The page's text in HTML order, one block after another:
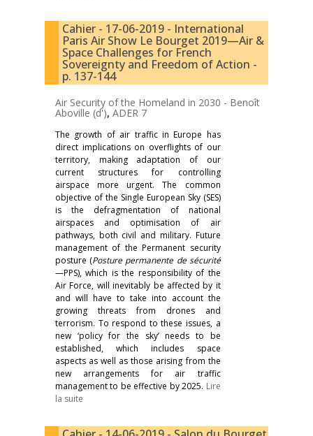
Cahier - 17-06-2019 - International
Paris Air Show Le Bourget 2019—Air &
Space Challenges for French
Sovereignty and Freedom of Action -
p. 137-144
Air Security of the Homeland in 2030 - Benoît
Aboville (d'), ADER 7
The growth of air traffic in Europe has
direct implications on overflights of our
territory, making adaptation of our
current structures for controlling
airspace more urgent. The common
objective of the Single European Sky (SES)
is the defragmentation of national
airspaces and optimisation of air
pathways, both civil and military. Future
management of the Permanent security
posture (Posture permanente de sécurité
—PPS), which is the responsibility of the
Air Force, will inevitably be affected by it
and will have to take into account the
growing threats from drones and
terrorism. To respond to these issues, a
new ‘policy for the sky’ needs to be
established, which includes space
aspects as well as those arising from the
new arrangements for air traffic
management to be effective by 2025. Lire
la suite